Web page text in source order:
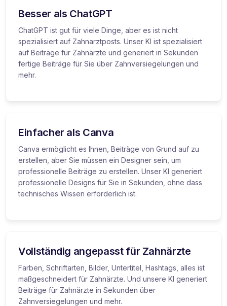
Besser als ChatGPT
ChatGPT ist gut für viele Dinge, aber es ist nicht
spezialisiert auf Zahnarztposts. Unser KI ist spezialisiert
auf Beiträge für Zahnärzte und generiert in Sekunden
fertige Beiträge für Sie über Zahnversiegelungen und
mehr.
Einfacher als Canva
Canva ermöglicht es Ihnen, Beiträge von Grund auf zu
erstellen, aber Sie müssen ein Designer sein, um
professionelle Beiträge zu erstellen. Unser KI generiert
professionelle Designs für Sie in Sekunden, ohne dass
technisches Wissen erforderlich ist.
Vollständig angepasst für Zahnärzte
Farben, Schriftarten, Bilder, Untertitel, Hashtags, alles ist
maßgeschneidert für Zahnärzte. Und unsere KI generiert
Beiträge für Zahnärzte in Sekunden über
Zahnversiegelungen und mehr.